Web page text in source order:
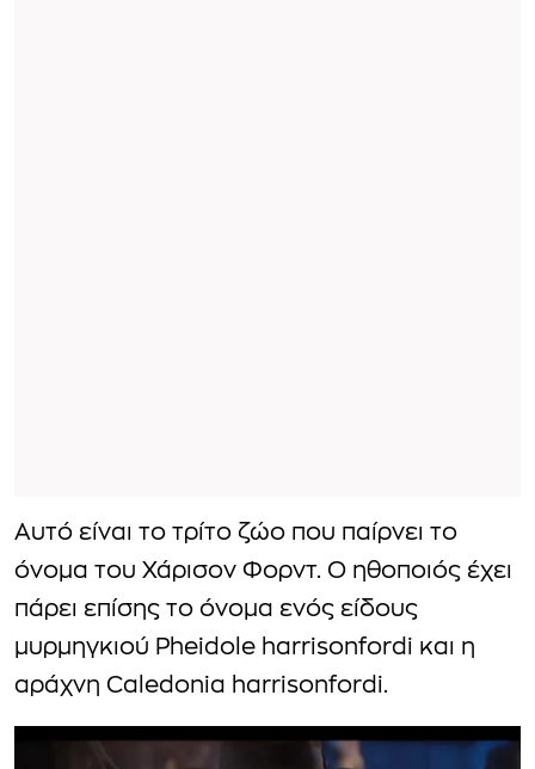
Αυτό είναι το τρίτο ζώο που παίρνει το
όνομα του Χάρισον Φορντ. Ο ηθοποιός έχει
πάρει επίσης το όνομα ενός είδους
μυρμηγκιού Pheidole harrisonfordi και η
αράχνη Caledonia harrisonfordi.